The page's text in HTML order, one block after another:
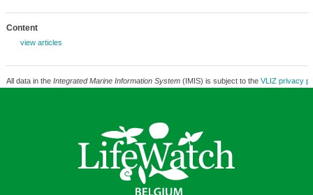
Content
view articles
All data in the Integrated Marine Information System(IMIS) is subject to the VLIZ privacy